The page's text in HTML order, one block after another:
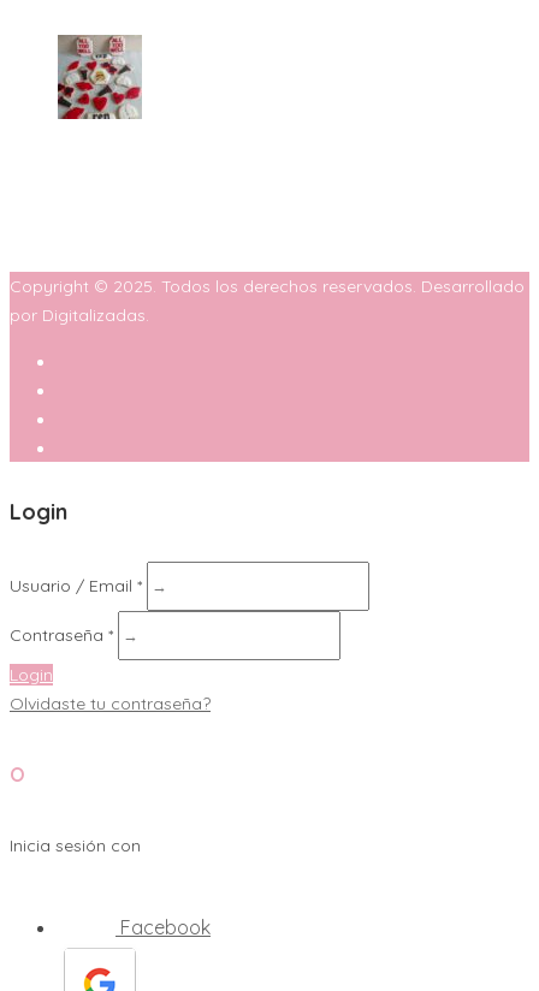
Copyright © 2025. Todos los derechos reservados. Desarrollado
por Digitalizadas.
Login
Usuario / Email *
Contraseña *
Login
Olvidaste tu contraseña?
O
Inicia sesión con
Facebook